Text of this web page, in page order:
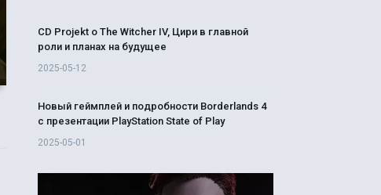
CD Projekt о The Witcher IV, Цири в главной
роли и планах на будущее
2025-05-12
Новый геймплей и подробности Borderlands 4
с презентации PlayStation State of Play
2025-05-01